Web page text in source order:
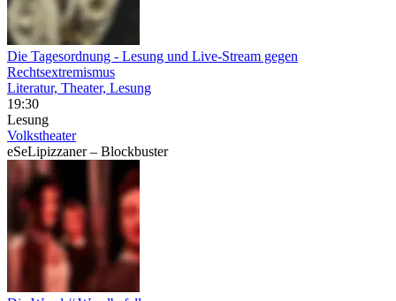
Die Tagesordnung - Lesung und Live-Stream gegen
Rechtsextremismus
Literatur, Theater, Lesung
19:30
Lesung
Volkstheater
eSeLipizzaner – Blockbuster